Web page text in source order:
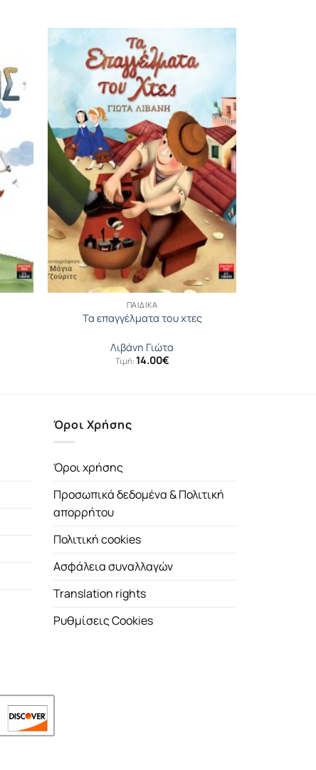
ΠΑΙΔΙΚΆ
Τα επαγγέλματα του χτες
Λιβάνη Γιώτα
Τιμή:14.00€
Όροι Χρήσης
Όροι χρήσης
Προσωπικά δεδομένα & Πολιτική
απορρήτου
Πολιτική cookies
Ασφάλεια συναλλαγών
Translation rights
Ρυθμίσεις Cookies